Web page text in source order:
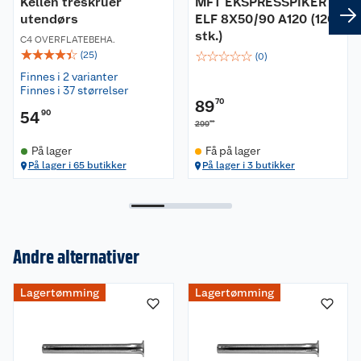
utendørs
C4 OVERFLATEBEHA.
☆☆☆☆☆ (25)
Finnes i 2 varianter
Finnes i 37 størrelser
5490
På lager
På lager i 65 butikker
ELF 8X50/90 A120 (120
stk.)
☆☆☆☆☆ (0)
8970
29900
Få på lager
På lager i 3 butikker
Andre alternativer
Lagertømming Lagertømming
Butikker
Våre merkevarer